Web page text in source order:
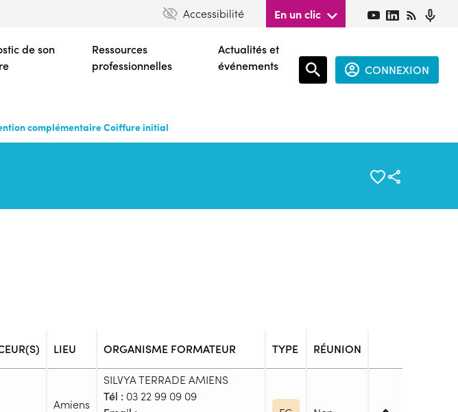
contenu
Accessibilité En un clic
de son
Ressources
professionnelles
Actualités et
événements
CONNEXION
complémentaire Coiffure initial
LIEU ORGANISME FORMATEUR TYPE RÉUNION
Amiens
SILVYA TERRADE AMIENS
Tél : 03 22 99 09 09